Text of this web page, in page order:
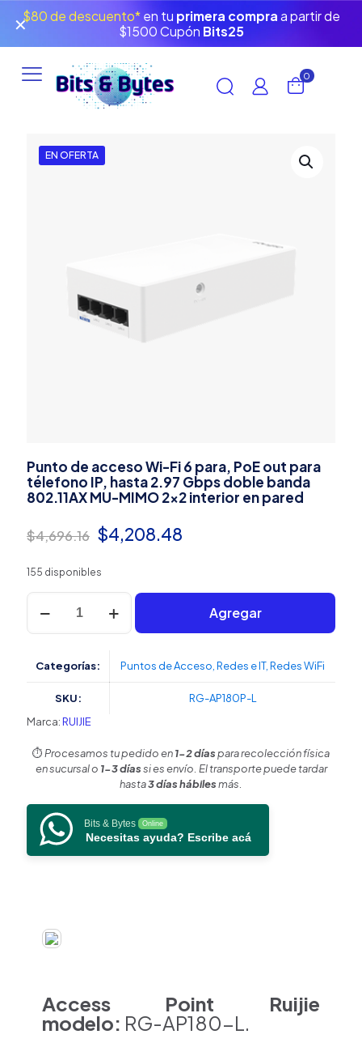
$80 de descuento*en tu primera compra a partir de
$1500 Cupón Bits25
✕
0
EN OFERTA
Punto de acceso Wi-Fi 6 para, PoE out para
télefono IP, hasta 2.97 Gbps doble banda
802.11AX MU-MIMO 2×2 interior en pared
$4,696.16 El
era:
$4,696.16.
$4,208.48
$4,208.48.
155 disponibles
Punto
acceso
out
télefono
IP,
Gbps
doble
banda
802.11AX
pared
Agregar
Categorías: Puntos de Acceso Redes e IT, Redes WiFi
SKU:
RG-AP180P-L
Marca:RUIJIE
⏱️Procesamos tu pedido en1-2 díaspara recolección física
en sucursal o 1-3 díassi es envío. El transporte puede tardar
hasta3 días hábilesmás.
Bits & Bytes Online
Necesitas ayuda? Escribe acá
Access Point Ruijie
modelo: RG-AP180-L.